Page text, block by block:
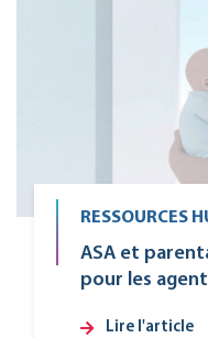
RESSOURCES
ASA et
pour les
Lire l'article